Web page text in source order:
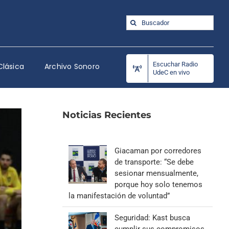
Buscar:
Archivo Sonoro
Escuchar Radio
UdeC en vivo
Noticias Recientes
Giacaman por corredores
de transporte: “Se debe
sesionar mensualmente,
porque hoy solo tenemos
la manifestación de voluntad”
Seguridad: Kast busca